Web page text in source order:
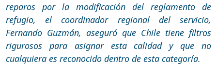
reparos por la modificación del reglamento de
refugio, el coordinador regional del servicio,
Fernando Guzmán, aseguró que Chile tiene filtros
rigurosos para asignar esta calidad y que no
cualquiera es reconocido dentro de esta categoría.